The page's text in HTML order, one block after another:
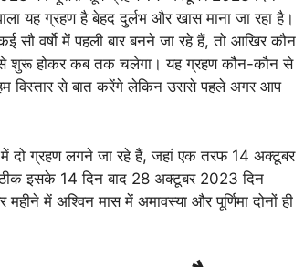
यह ग्रहण है बेहद दुर्लभ और खास माना जा रहा है।
सौ वर्षो में पहली बार बनने जा रहे हैं, तो आखिर कौन
से शुरू होकर कब तक चलेगा। यह ग्रहण कौन-कौन से
विस्तार से बात करेंगे लेकिन उससे पहले अगर आप
में दो ग्रहण लगने जा रहे हैं, जहां एक तरफ 14 अक्टूबर
ठीक इसके 14 दिन बाद 28 अक्टूबर 2023 दिन
में अश्विन मास में अमावस्या और पूर्णिमा दोनों ही